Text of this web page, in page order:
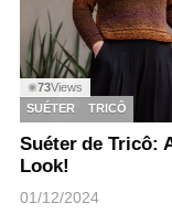
◉73Views
SUÉTER
TRICÔ
Suéter de Tricô:
Look!
01/12/2024